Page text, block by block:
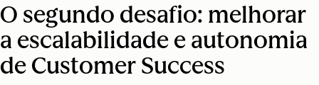
O segundo desafio: melhorar
a escalabilidade e autonomia
de Customer Success